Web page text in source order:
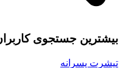
بیشترین جستجوی
تیشرت پسرانه